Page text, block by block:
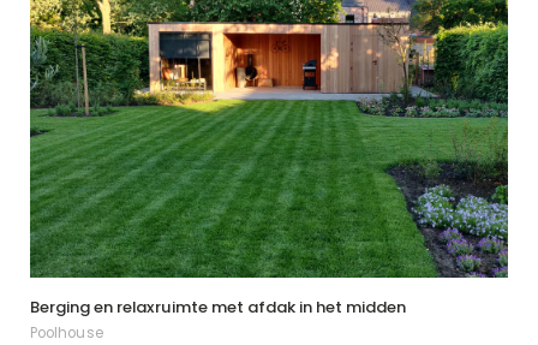
Berging en relaxruimte met afdak in het midden
Poolhouse